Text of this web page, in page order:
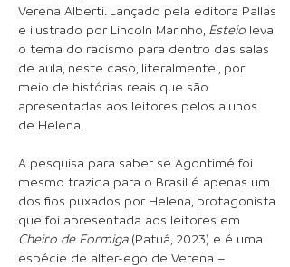
Verena Alberti. Lançado pela editora Pallas
e ilustrado por Lincoln Marinho, Esteio leva
o tema do racismo para dentro das salas
de aula, neste caso, literalmente!, por
meio de histórias reais que são
apresentadas aos leitores pelos alunos
de Helena.
A pesquisa para saber se Agontimé foi
mesmo trazida para o Brasil é apenas um
dos fios puxados por Helena, protagonista
que foi apresentada aos leitores em
Cheiro de Formiga(Patuá, 2023) e é uma
espécie de alter-ego de Verena –